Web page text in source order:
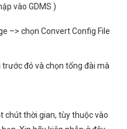
vào GDMS )
–> chọn Convert Config File
đó và chọn tổng đài mà
chút thời gian, tùy thuộc vào